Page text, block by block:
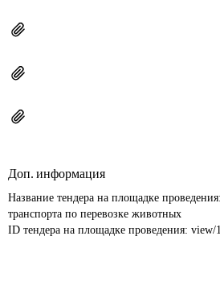
Доп. информация
Название тендера на площадке проведения:
транспорта по перевозке животных
ID тендера на площадке проведения: view/